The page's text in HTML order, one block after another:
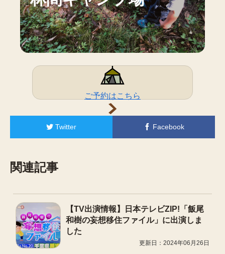
ご予約はこちら
Twitter Facebook
関連記事
【TV出演情報】日本テレビZIP!「飯尾
和樹の妄想移住ファイル」に出演しま
した
更新日：2024年06月26日